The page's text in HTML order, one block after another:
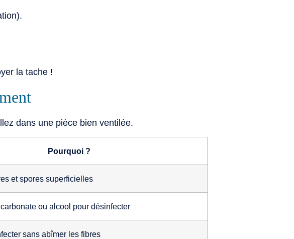
la tache !
dans une pièce bien ventilée.
Pourquoi ?
et spores superficielles
ou alcool pour désinfecter
sans abîmer les fibres